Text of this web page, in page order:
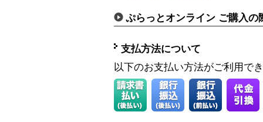
ぷらっとオンライン ご購入の
支払方法について
以下のお支払い方法がご利用で